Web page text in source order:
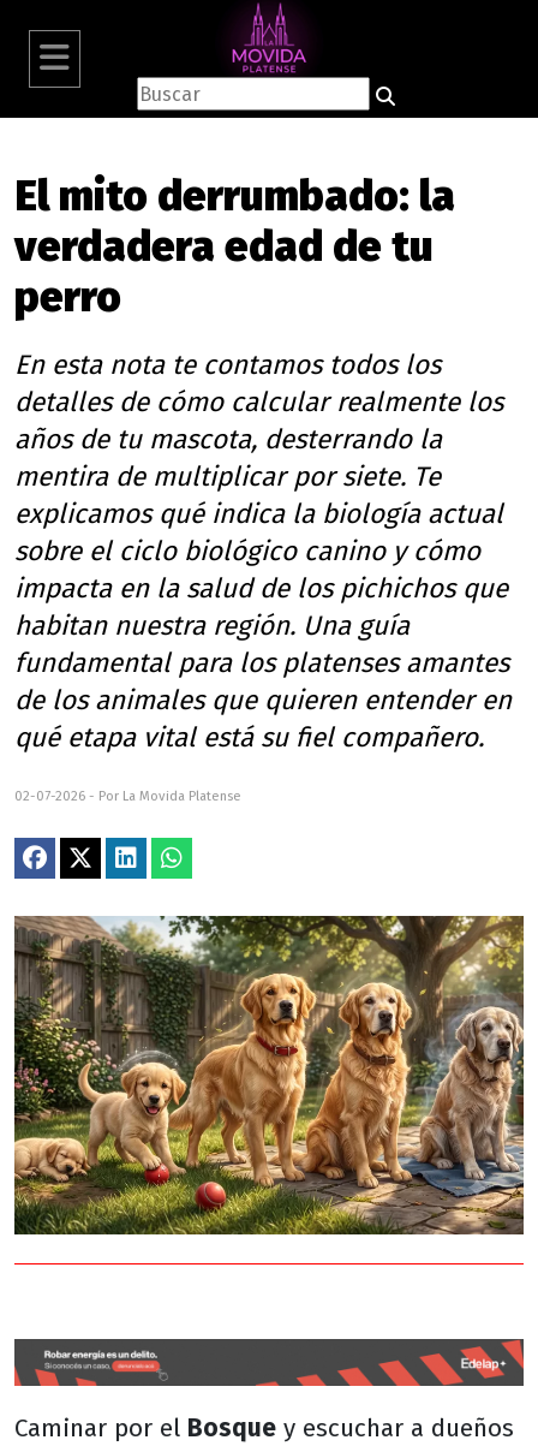
El mito derrumbado: la
verdadera edad de tu
perro
En esta nota te contamos todos los
detalles de cómo calcular realmente los
años de tu mascota, desterrando la
mentira de multiplicar por siete. Te
explicamos qué indica la biología actual
sobre el ciclo biológico canino y cómo
impacta en la salud de los pichichos que
habitan nuestra región. Una guía
fundamental para los platenses amantes
de los animales que quieren entender en
qué etapa vital está su fiel compañero.
02-07-2026 - Por La Movida Platense
Caminar por el Bosque y escuchar a dueños